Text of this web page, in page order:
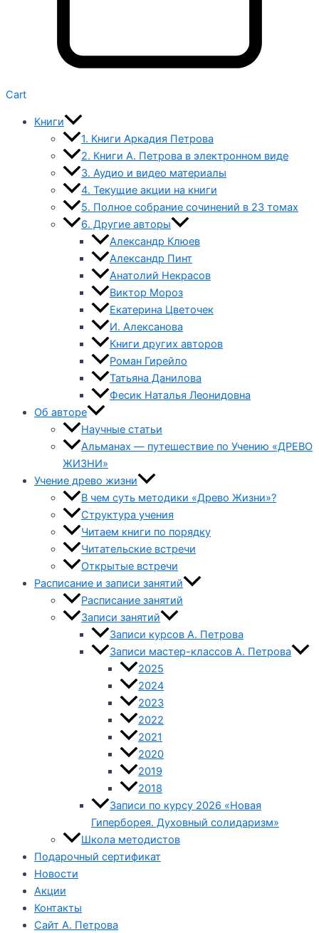
Cart
Книги
1. Книги Аркадия Петрова
2. Книги А. Петрова в электронном виде
3. Аудио и видео материалы
4. Текущие акции на книги
5. Полное собрание сочинений в 23 томах
6. Другие авторы
Александр Клюев
Александр Пинт
Анатолий Некрасов
Виктор Мороз
Екатерина Цветочек
И. Алексанова
Книги других авторов
Роман Гирейло
Татьяна Данилова
Фесик Наталья Леонидовна
Об авторе
Научные статьи
Альманах — путешествие по Учению «ДРЕВО
ЖИЗНИ»
Учение древо жизни
В чем суть методики «Древо Жизни»?
Структура учения
Читаем книги по порядку
Читательские встречи
Открытые встречи
Расписание и записи занятий
Расписание занятий
Записи занятий
Записи курсов А. Петрова
Записи мастер-классов А. Петрова
2025
2024
2023
2022
2021
2020
2019
2018
Записи по курсу 2026 «Новая
Гиперборея. Духовный солидаризм»
Школа методистов
Подарочный сертификат
Новости
Акции
Контакты
Сайт А. Петрова